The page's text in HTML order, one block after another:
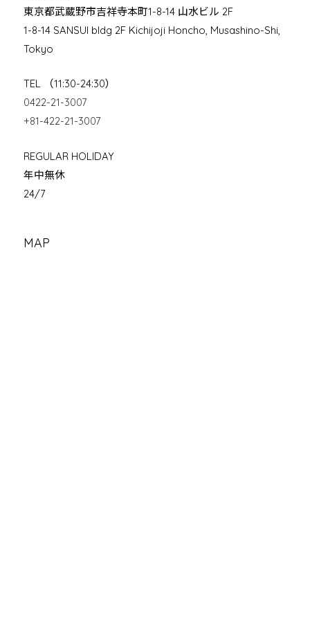
東京都武蔵野市吉祥寺本町1-8-14 山水ビル 2F
1-8-14 SANSUI bldg 2F Kichijoji Honcho, Musashino-Shi,
Tokyo
TEL （11:30-24:30）
0422-21-3007
+81-422-21-3007
REGULAR HOLIDAY
年中無休
24/7
MAP